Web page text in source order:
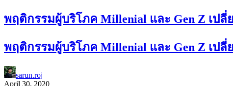
พฤติกรรมผู้บริโภค Millenial และ Gen Z เปลี่
พฤติกรรมผู้บริโภค Millenial และ Gen Z เปลี่
sarun.roj
April 30, 2020